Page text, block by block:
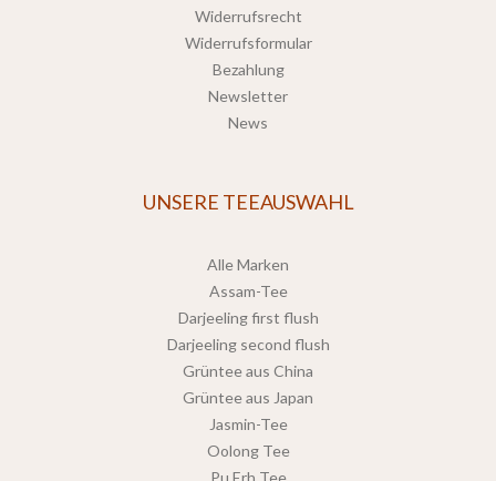
Widerrufsrecht
Widerrufsformular
Bezahlung
Newsletter
News
UNSERE TEEAUSWAHL
Alle Marken
Assam-Tee
Darjeeling first flush
Darjeeling second flush
Grüntee aus China
Grüntee aus Japan
Jasmin-Tee
Oolong Tee
Pu Erh Tee